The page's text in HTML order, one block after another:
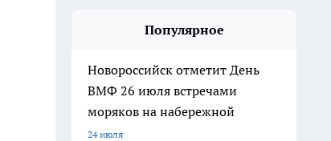
Популярное
Новороссийск отметит День
ВМФ 26 июля встречами
моряков на набережной
24 июля